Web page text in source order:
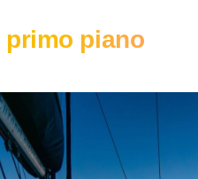
primo piano